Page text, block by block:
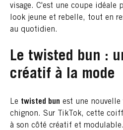
visage. C'est une coupe idéale
look jeune et rebelle, tout en
au quotidien.
Le twisted bun :
créatif à la mode
Le twisted bun est une
chignon. Sur TikTok, cette
à son côté créatif et